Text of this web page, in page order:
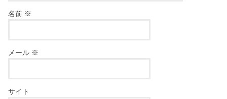
名前 ※
メール ※
サイト